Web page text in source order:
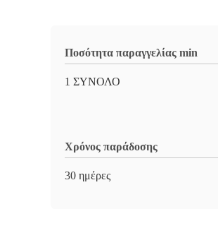
Ποσότητα παραγγελίας min
1 ΣΥΝΟΛΟ
Χρόνος παράδοσης
30 ημέρες